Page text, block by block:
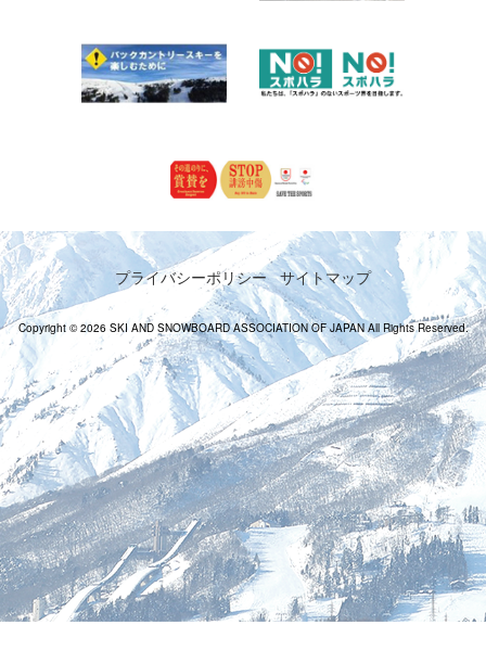
プライバシーポリシー サイトマップ
Copyright © 2026 SKI AND SNOWBOARD ASSOCIATION OF JAPAN All Rights Reserved.